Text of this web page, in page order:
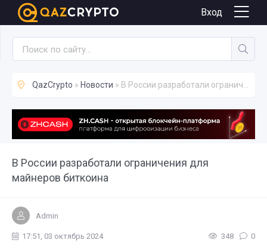
Вход
QazCrypto » Новости » В России разработали ограничения для майнеров биткоина
В России разработали ограничения для
майнеров биткоина
Новости
Admin
17:51, 03 октябрь 2024 348 0